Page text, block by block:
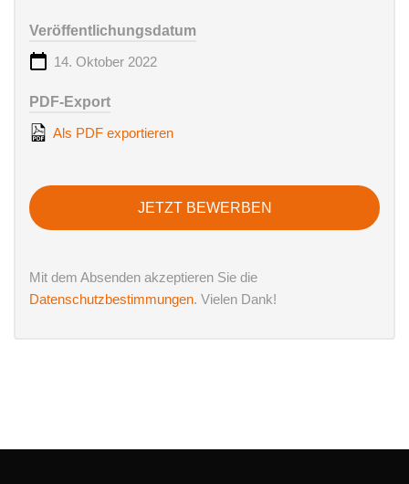
Veröffentlichungsdatum
14. Oktober 2022
PDF-Export
Als PDF exportieren
JETZT BEWERBEN
Mit dem Absenden akzeptieren Sie die
Datenschutzbestimmungen. Vielen Dank!